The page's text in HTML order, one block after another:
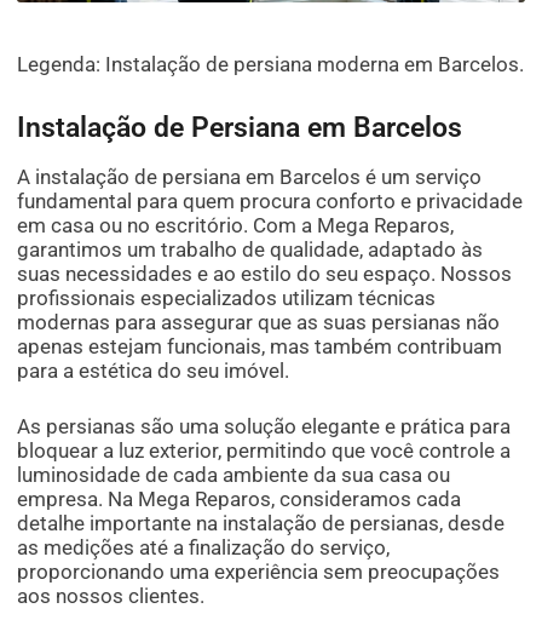
Legenda: Instalação de persiana moderna em Barcelos.
Instalação de Persiana em Barcelos
A instalação de persiana em Barcelos é um serviço
fundamental para quem procura conforto e privacidade
em casa ou no escritório. Com a Mega Reparos,
garantimos um trabalho de qualidade, adaptado às
suas necessidades e ao estilo do seu espaço. Nossos
profissionais especializados utilizam técnicas
modernas para assegurar que as suas persianas não
apenas estejam funcionais, mas também contribuam
para a estética do seu imóvel.
As persianas são uma solução elegante e prática para
bloquear a luz exterior, permitindo que você controle a
luminosidade de cada ambiente da sua casa ou
empresa. Na Mega Reparos, consideramos cada
detalhe importante na instalação de persianas, desde
as medições até a finalização do serviço,
proporcionando uma experiência sem preocupações
aos nossos clientes.